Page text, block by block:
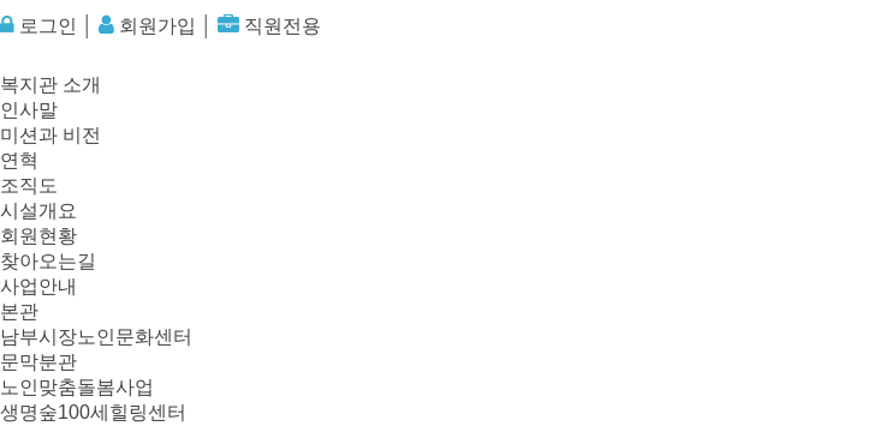
로그인 회원가입 직원전용
복지관 소개
인사말
미션과 비전
연혁
조직도
시설개요
회원현황
찾아오는길
사업안내
본관
남부시장노인문화센터
문막분관
노인맞춤돌봄사업
생명숲100세힐링센터